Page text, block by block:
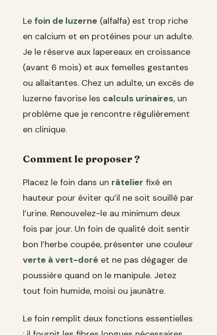
Le foin de luzerne (alfalfa) est trop riche
en calcium et en protéines pour un adulte.
Je le réserve aux lapereaux en croissance
(avant 6 mois) et aux femelles gestantes
ou allaitantes. Chez un adulte, un excès de
luzerne favorise les calculs urinaires, un
problème que je rencontre régulièrement
en clinique.
Comment le proposer ?
Placez le foin dans un râtelier fixé en
hauteur pour éviter qu’il ne soit souillé par
l’urine. Renouvelez-le au minimum deux
fois par jour. Un foin de qualité doit sentir
bon l’herbe coupée, présenter une couleur
verte à vert-doré et ne pas dégager de
poussière quand on le manipule. Jetez
tout foin humide, moisi ou jaunâtre.
Le foin remplit deux fonctions essentielles